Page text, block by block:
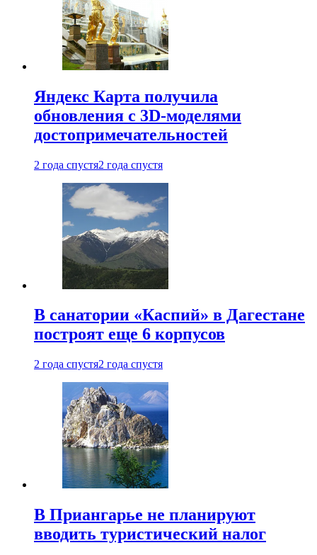
Яндекс Карта получила
обновления с 3D-моделями
достопримечательностей
2 года спустя2 года спустя
В санатории «Каспий» в Дагестане
построят еще 6 корпусов
2 года спустя2 года спустя
В Приангарье не планируют
вводить туристический налог